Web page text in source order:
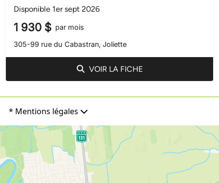
Disponible 1er sept 2026
1 930 $ par mois
305-99 rue du Cabastran, Joliette
VOIR LA FICHE
* Mentions légales